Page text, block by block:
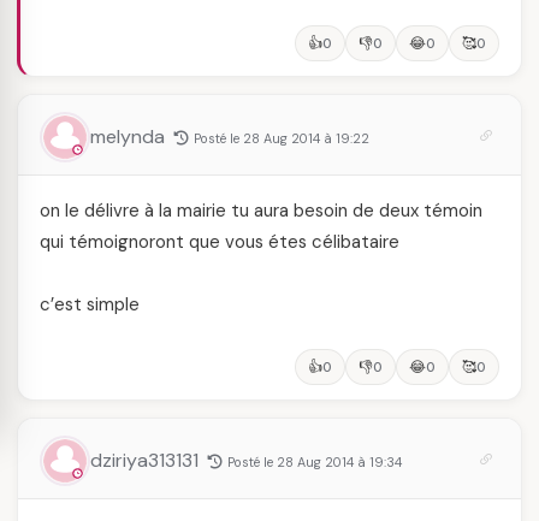
👍0 👎0 😂0 🥰0
melynda Posté le 28 Aug 2014 à 19:22
on le délivre à la mairie tu aura besoin de deux témoin
qui témoignoront que vous étes célibataire
c’est simple
👍0 👎0 😂0 🥰0
dziriya313131 Posté le 28 Aug 2014 à 19:34